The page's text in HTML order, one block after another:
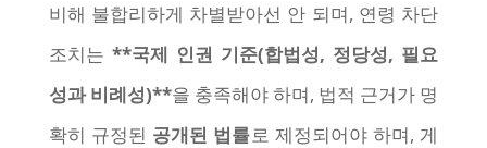
비해 불합리하게 차별받아선 안 되며, 연령 차단
조치는 **국제 인권 기준(합법성, 정당성, 필요
성과 비례성)**을 충족해야 하며, 법적 근거가 명
확히 규정된 공개된 법률로 제정되어야 하며, 게